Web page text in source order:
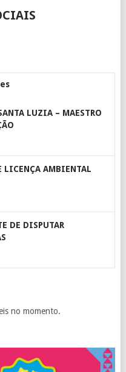
LUZIA – MAESTRO
LICENÇA AMBIENTAL
DE DISPUTAR
no momento.